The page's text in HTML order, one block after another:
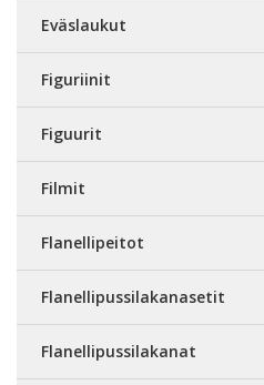
Eväslaukut
Figuriinit
Figuurit
Filmit
Flanellipeitot
Flanellipussilakanasetit
Flanellipussilakanat